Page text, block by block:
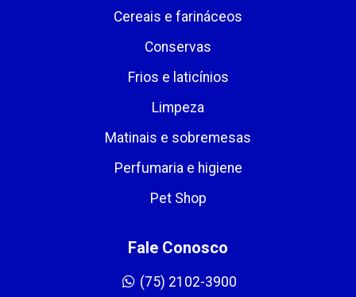
Cereais e farináceos
Conservas
Frios e laticínios
Limpeza
Matinais e sobremesas
Perfumaria e higiene
Pet Shop
Fale Conosco
(75) 2102-3900